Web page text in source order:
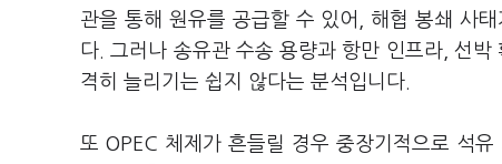
관을 통해 원유를 공급할 수 있어, 해협 봉쇄 사
다. 그러나 송유관 수송 용량과 항만 인프라, 선
격히 늘리기는 쉽지 않다는 분석입니다.
또 OPEC 체제가 흔들릴 경우 중장기적으로 석